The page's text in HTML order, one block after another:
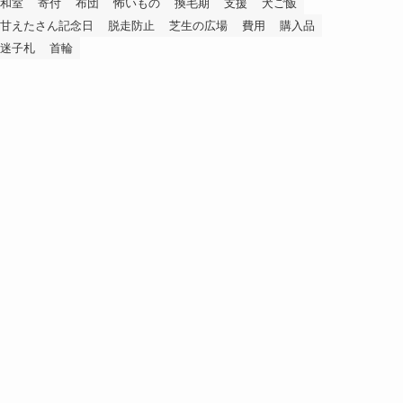
和室
寄付 布団 怖いもの 換毛期 支援
犬ご飯
甘えたさん記念日
脱走防止 芝生の広場 費用
購入品
迷子札
首輪